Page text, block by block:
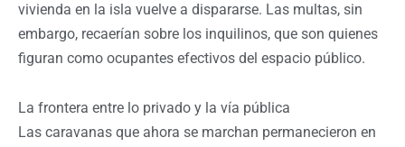
vivienda en la isla vuelve a dispararse. Las multas, sin
embargo, recaerían sobre los inquilinos, que son quienes
figuran como ocupantes efectivos del espacio público.
La frontera entre lo privado y la vía pública
Las caravanas que ahora se marchan permanecieron en